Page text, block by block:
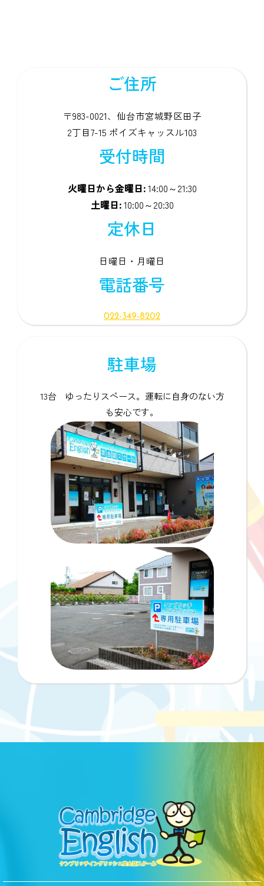
ご住所
〒983-0021、仙台市宮城野区田子
2丁目7-15 ポイズキャッスル103
受付時間
火曜日から金曜日:14:00～21:30
土曜日:10:00～20:30
定休日
日曜日・月曜日
電話番号
022-349-8202
駐車場
13台 ゆったりスペース。運転に自身のない方
も安心です。